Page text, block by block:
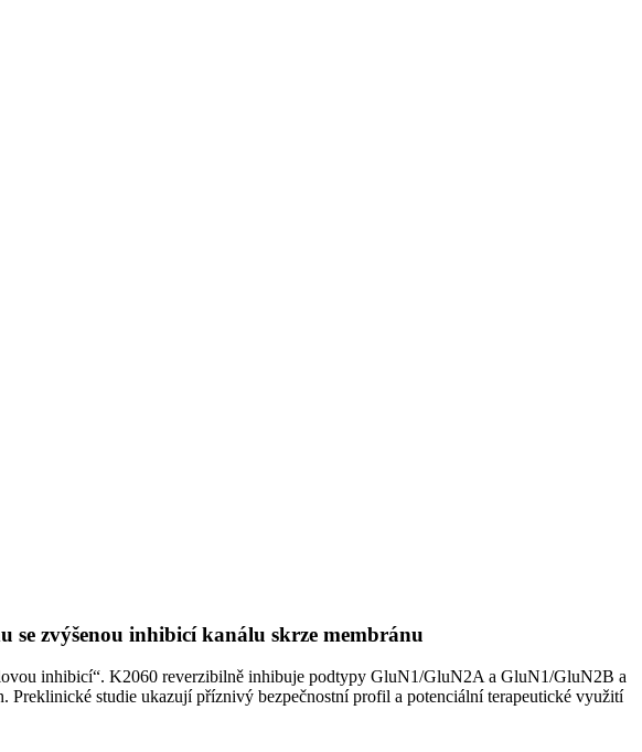
zvýšenou inhibicí kanálu skrze membránu
inhibicí“. K2060 reverzibilně inhibuje podtypy GluN1/GluN2A a GluN1/GluN2B a
studie ukazují příznivý bezpečnostní profil a potenciální terapeutické využití